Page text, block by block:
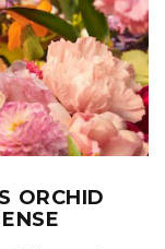
ORCHID